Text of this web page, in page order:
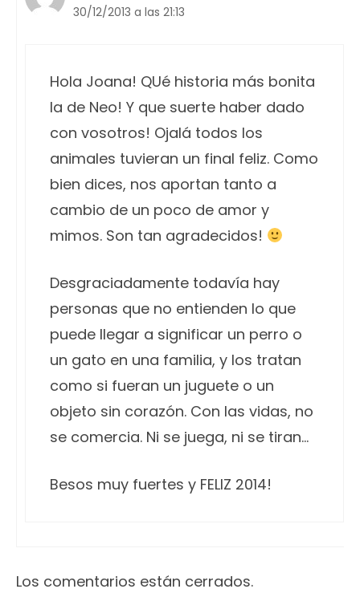
30/12/2013 a las 21:13
Hola Joana! QUé historia más bonita
la de Neo! Y que suerte haber dado
con vosotros! Ojalá todos los
animales tuvieran un final feliz. Como
bien dices, nos aportan tanto a
cambio de un poco de amor y
mimos. Son tan agradecidos!
Desgraciadamente todavía hay
personas que no entienden lo que
puede llegar a significar un perro o
un gato en una familia, y los tratan
como si fueran un juguete o un
objeto sin corazón. Con las vidas, no
se comercia. Ni se juega, ni se tiran…
Besos muy fuertes y FELIZ 2014!
Los comentarios están cerrados.